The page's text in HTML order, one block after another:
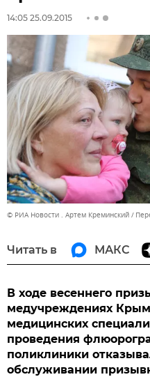
14:05 25.09.2015
© РИА Новости . Артем Креминский
Читать в МАКС
В ходе весеннего
медучреждениях
медицинских
проведения
поликлиники
обслуживании